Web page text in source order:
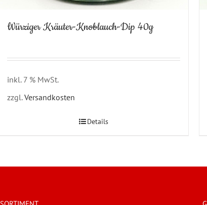
Würziger Kräuter-Knoblauch-Dip 40g
inkl. 7 % MwSt.
zzgl.Versandkosten
Details